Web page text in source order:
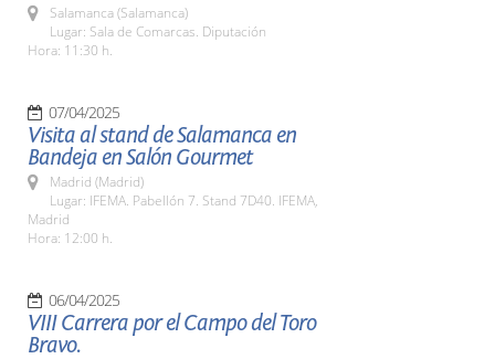
Salamanca (Salamanca)
Lugar: Sala de Comarcas. Diputación
Hora: 11:30 h.
07/04/2025
Visita al stand de Salamanca en
Bandeja en Salón Gourmet
Madrid (Madrid)
Lugar: IFEMA. Pabellón 7. Stand 7D40. IFEMA,
Madrid
Hora: 12:00 h.
06/04/2025
VIII Carrera por el Campo del Toro
Bravo.